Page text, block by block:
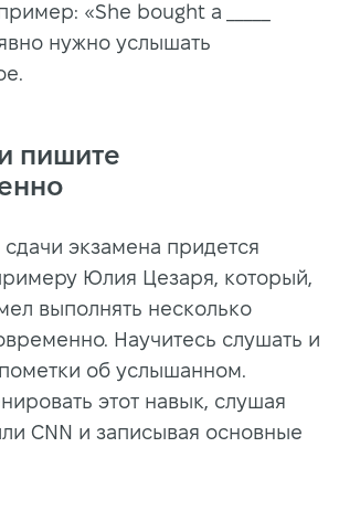
«She bought a _____
нужно услышать
пишите
экзамена придется
Юлия Цезаря, который,
выполнять несколько
Научитесь слушать и
об услышанном.
этот навык, слушая
CNN и записывая основные